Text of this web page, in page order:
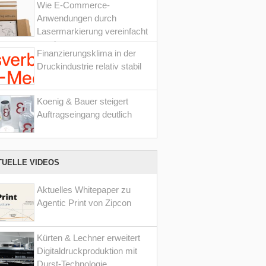
Wie E-Commerce-
Anwendungen durch
Lasermarkierung vereinfacht
werden
Finanzierungsklima in der
Druckindustrie relativ stabil
Koenig & Bauer steigert
Auftragseingang deutlich
VIDEOS
Aktuelles Whitepaper zu
Agentic Print von Zipcon
Kürten & Lechner erweitert
Digitaldruckproduktion mit
Durst-Technologie